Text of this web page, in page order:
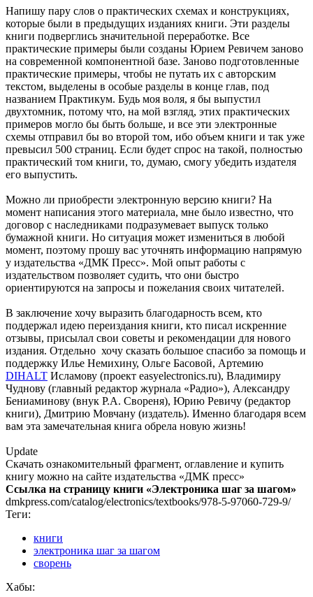
Напишу пару слов о практических схемах и конструкциях,
которые были в предыдущих изданиях книги. Эти разделы
книги подверглись значительной переработке. Все
практические примеры были созданы Юрием Ревичем заново
на современной компонентной базе. Заново подготовленные
практические примеры, чтобы не путать их с авторским
текстом, выделены в особые разделы в конце глав, под
названием Практикум. Будь моя воля, я бы выпустил
двухтомник, потому что, на мой взгляд, этих практических
примеров могло бы быть больше, и все эти электронные
схемы отправил бы во второй том, ибо объем книги и так уже
превысил 500 страниц. Если будет спрос на такой, полностью
практический том книги, то, думаю, смогу убедить издателя
его выпустить.
Можно ли приобрести электронную версию книги? На
момент написания этого материала, мне было известно, что
договор с наследниками подразумевает выпуск только
бумажной книги. Но ситуация может измениться в любой
момент, поэтому прошу вас уточнять информацию напрямую
у издательства «ДМК Пресс». Мой опыт работы с
издательством позволяет судить, что они быстро
ориентируются на запросы и пожелания своих читателей.
В заключение хочу выразить благодарность всем, кто
поддержал идею переиздания книги, кто писал искренние
отзывы, присылал свои советы и рекомендации для нового
издания. Отдельно хочу сказать большое спасибо за помощь и
поддержку Илье Немихину, Ольге Басовой, Артемию
DIHALT Исламову (проект easyelectronics.ru), Владимиру
Чуднову (главный редактор журнала «Радио»), Александру
Бениаминову (внук Р.А. Свореня), Юрию Ревичу (редактор
книги), Дмитрию Мовчану (издатель). Именно благодаря всем
вам эта замечательная книга обрела новую жизнь!
Update
Скачать ознакомительный фрагмент, оглавление и купить
книгу можно на сайте издательства «ДМК пресс»
Ссылка на страницу книги «Электроника шаг за шагом»
dmkpress.com/catalog/electronics/textbooks/978-5-97060-729-9/
Теги:
книги
электроника шаг за шагом
сворень
Хабы: